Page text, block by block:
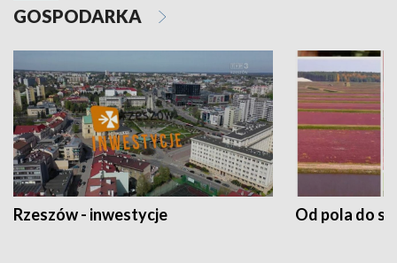
GOSPODARKA
Rzeszów - inwestycje Od pola do